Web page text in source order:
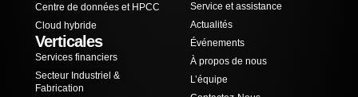
Centre de données et HPCC
Cloud hybride
Verticales
Services financiers
Secteur Industriel &
Fabrication
Service et assistance
Actualités
Événements
À propos de nous
L’équipe